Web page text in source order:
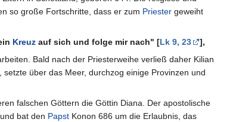
so große Fortschritte, dass er zum Priester geweiht
Kreuz auf sich und folge mir nach" [Lk 9, 23
],
Bald nach der Priesterweihe verließ daher Kilian
über das Meer, durchzog einige Provinzen und
falschen Göttern die Göttin Diana. Der apostolische
und bat den Papst Konon 686 um die Erlaubnis, das